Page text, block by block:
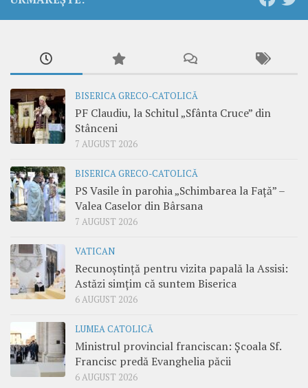
BISERICA GRECO-CATOLICĂ
PF Claudiu, la Schitul „Sfânta Cruce” din
Stânceni
7 AUGUST 2026
BISERICA GRECO-CATOLICĂ
PS Vasile în parohia „Schimbarea la Față” –
Valea Caselor din Bârsana
7 AUGUST 2026
VATICAN
Recunoștință pentru vizita papală la Assisi:
Astăzi simțim că suntem Biserica
6 AUGUST 2026
LUMEA CATOLICĂ
Ministrul provincial franciscan: Școala Sf.
Francisc predă Evanghelia păcii
6 AUGUST 2026